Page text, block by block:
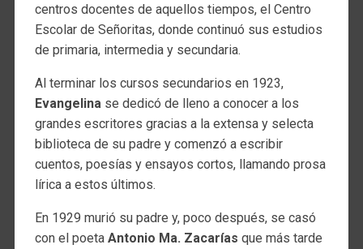
centros docentes de aquellos tiempos, el Centro
Escolar de Señoritas, donde continuó sus estudios
de primaria, intermedia y secundaria.
Al terminar los cursos secundarios en 1923,
Evangelinase dedicó de lleno a conocer a los
grandes escritores gracias a la extensa y selecta
biblioteca de su padre y comenzó a escribir
cuentos, poesías y ensayos cortos, llamando prosa
lírica a estos últimos.
En 1929 murió su padre y, poco después, se casó
con el poeta Antonio Ma. Zacarías que más tarde